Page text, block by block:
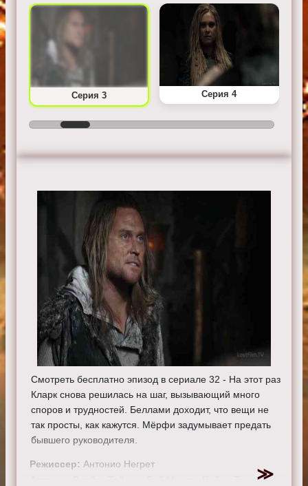
Серия 3 Серия 4
Смотреть бесплатно эпизод в сериале 32 - На этот раз
Кларк снова решилась на шаг, вызывающий много
споров и трудностей. Беллами доходит, что вещи не
так просты, как кажутся. Мёрфи задумывает предать
бывшего руководителя.
Режиссер: Антонио Негрет
Элайза Тейлор, Боб Морли, Пейдж Турко,